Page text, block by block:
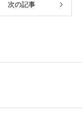
次の記事